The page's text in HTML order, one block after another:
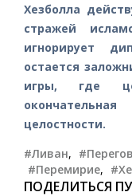
Хезболла
стражей
игнорирует
остается
игры, где
целостности.
#Ливан,
#Перемирие,
ПОДЕЛИТЬСЯ